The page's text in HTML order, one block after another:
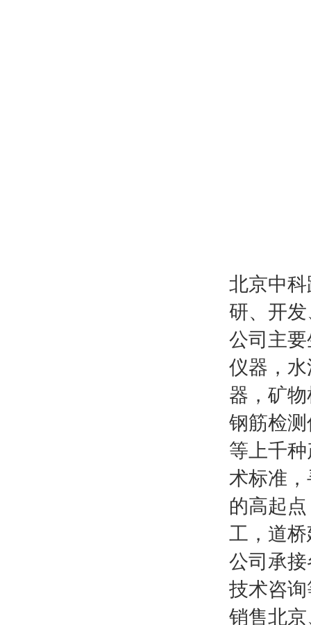
北京中
研、开
公司主
仪器，
器，矿
钢筋检
等上千
术标准
的高起
工，道
公司承
技术咨
销售北